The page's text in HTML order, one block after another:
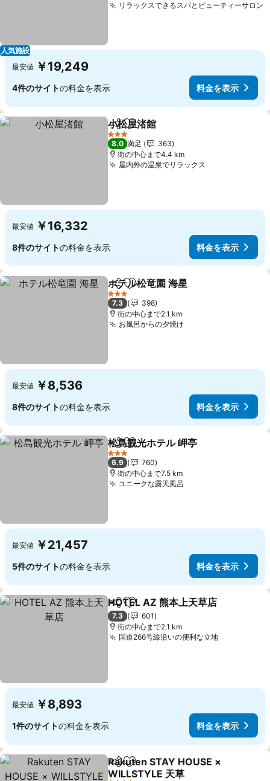
人気施設
リラックスできるスパとビューティーサロン
最安値 ￥19,249
4件のサイトの料金を表示 料金を表示
シェアお気に入りに追加
小松屋渚館
3 ホテルのランク
8.0 満足
363
街の中心まで4.4 km
屋内外の温泉でリラックス
最安値 ￥16,332
8件のサイトの料金を表示 料金を表示
シェアお気に入りに追加
ホテル松竜園 海星
3 ホテルのランク
7.3
398
街の中心まで2.1 km
お風呂からの夕焼け
最安値 ￥8,536
8件のサイトの料金を表示 料金を表示
シェアお気に入りに追加
松島観光ホテル 岬亭
3 ホテルのランク
6.9
760
街の中心まで7.5 km
ユニークな露天風呂
最安値 ￥21,457
5件のサイトの料金を表示 料金を表示
シェアお気に入りに追加
HOTEL AZ 熊本上天草店
7.3
601
街の中心まで2.1 km
国道266号線沿いの便利な立地
最安値 ￥8,893
1件のサイトの料金を表示 料金を表示
シェアお気に入りに追加
Rakuten STAY HOUSE ×
WILLSTYLE 天草